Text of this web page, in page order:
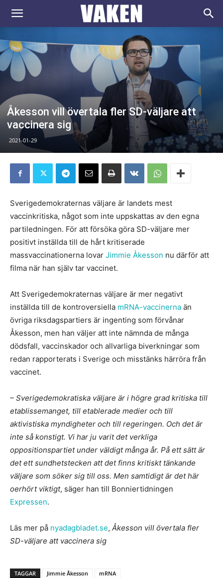
VAKEN.se
Åkesson vill övertala fler SD-väljare att
vaccinera sig
2021-01-29
Sverigedemokraternas väljare är landets mest
vaccinkritiska, något som inte uppskattas av den egna
partiledningen. För att försöka göra SD-väljare mer
positivt inställda till de hårt kritiserade
massvaccinationerna lovar Jimmie Åkesson nu därför att
filma när han själv tar vaccinet.
Att Sverigedemokraternas väljare är mer negativt
inställda till de kontroversiella mRNA-vaccinerna än
övriga riksdagspartiers är ingenting som förvånar
Åkesson, men han väljer att inte nämnda de många
dödsfall, vaccinskador och allvarliga biverkningar som
redan rapporterats i Sverige och misstänks härröra från
vaccinet.
– Sverigedemokratiska väljare är i högre grad kritiska till
etablissemanget, till etablerade medier och till
aktivistiska myndigheter och till regeringen. Och det är
inte så konstigt. Vi har ju varit det verkliga
oppositionspartiet under väldigt många år. På ett sätt är
det ett sundhetstecken att det finns kritiskt tänkande
väljare som söker sig till oss. Men samtidigt är det här
oerhört viktigt, säger han till Bonniertidningen
Expressen.
Läs mer på nyadagbladet.se, Åkesson vill övertala fler
SD-väljare att vaccinera sig
TAGGAR Jimmie Åkesson mRNA